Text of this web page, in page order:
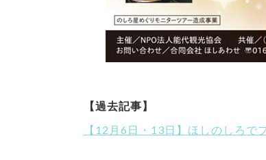
【過去記事】
【12月6日・13日】ほしのしろで